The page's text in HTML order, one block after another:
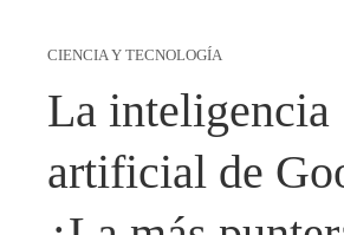
CIENCIA Y TECNOLOGÍA
La inteligencia
artificial de